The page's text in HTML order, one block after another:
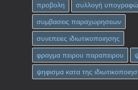
προβολη συλλογή
συμβασεις παραχωρησεων
συνεπειες ιδιωτικοποιησης
φραγμα πειρου παραπειρου
ψηφισμα κατα της